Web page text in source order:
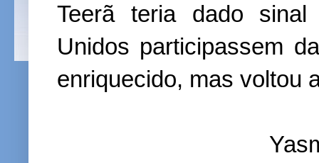
Teerã teria dado
Unidos participassem
enriquecido, mas voltou